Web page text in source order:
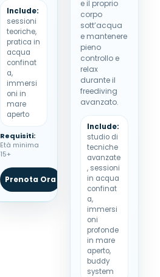
Include:
sessioni
teoriche,
pratica in
acqua
confinat
a,
immersi
oni in
mare
aperto
Requisiti:
Età minima
15+
Prenota Ora WhatsApp
e il proprio
corpo
sott’acqua
e mantenere
pieno
controllo e
relax
durante il
freediving
avanzato.
Include:
studio di
tecniche
avanzate
, sessioni
in acqua
confinat
a,
immersi
oni
profonde
in mare
aperto,
buddy
system